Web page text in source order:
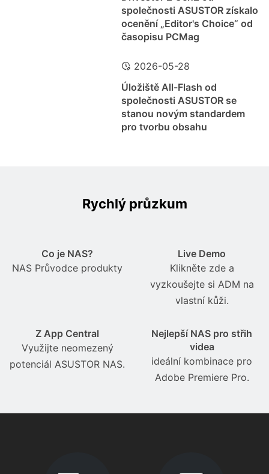
společnosti ASUSTOR získalo
ocenění „Editor's Choice“ od
časopisu PCMag
2026-05-28
Úložiště All-Flash od
společnosti ASUSTOR se
stanou novým standardem
pro tvorbu obsahu
Rychlý průzkum
Co je NAS?
NAS Průvodce produkty
Live Demo
Klikněte zde a
vyzkoušejte si ADM na
vlastní kůži.
Z App Central
Využijte neomezený
potenciál ASUSTOR NAS.
Nejlepší NAS pro střih
videa
ideální kombinace pro
Adobe Premiere Pro.